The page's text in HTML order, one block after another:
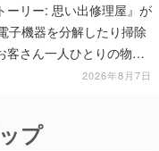
ーリー: 思い出修理屋』が
子機器を分解したり掃除
客さん一人ひとりの物語
2026年8月7日
プ